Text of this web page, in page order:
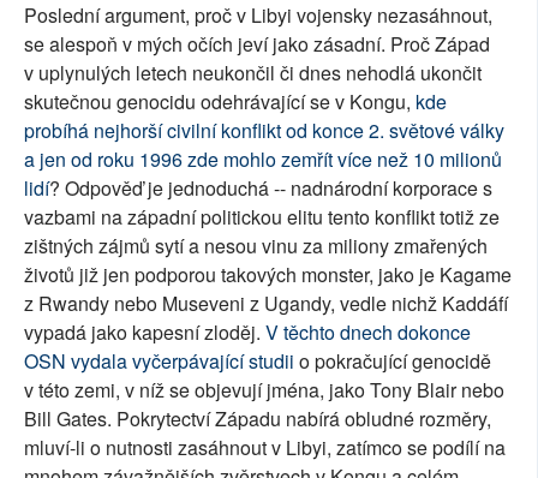
Poslední argument, proč v Libyi vojensky nezasáhnout,
se alespoň v mých očích jeví jako zásadní. Proč Západ
v uplynulých letech neukončil či dnes nehodlá ukončit
skutečnou genocidu odehrávající se v Kongu, kde
probíhá nejhorší civilní konflikt od konce 2. světové války
a jen od roku 1996 zde mohlo zemřít více než 10 milionů
lidí? Odpověď je jednoduchá -- nadnárodní korporace s
vazbami na západní politickou elitu tento konflikt totiž ze
zištných zájmů sytí a nesou vinu za miliony zmařených
životů již jen podporou takových monster, jako je Kagame
z Rwandy nebo Museveni z Ugandy, vedle nichž Kaddáfí
vypadá jako kapesní zloděj. V těchto dnech dokonce
OSN vydala vyčerpávající studii o pokračující genocidě
v této zemi, v níž se objevují jména, jako Tony Blair nebo
Bill Gates. Pokrytectví Západu nabírá obludné rozměry,
mluví-li o nutnosti zasáhnout v Libyi, zatímco se podílí na